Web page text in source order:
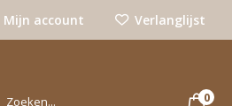
Mijn account Verlanglijst
0